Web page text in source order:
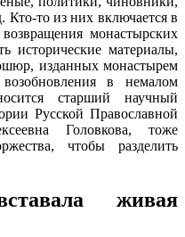
Кто-то из них включается в
монастырских
исторические материалы,
изданных монастырем
в немалом
старший научный
Русской Православной
Головкова, тоже
чтобы разделить
живая